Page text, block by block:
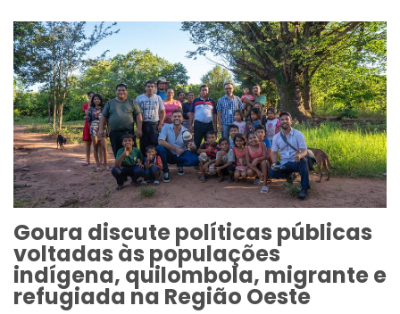
Goura discute políticas públicas
voltadas às populações
indígena, quilombola, migrante e
refugiada na Região Oeste